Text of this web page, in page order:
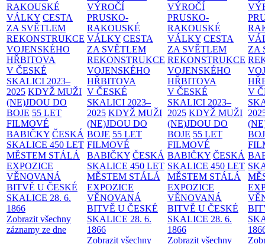
RAKOUSKÉ
VÁLKY CESTA
ZA SVĚTLEM
REKONSTRUKCE
VOJENSKÉHO
HŘBITOVA
V ČESKÉ
SKALICI 2023–
2025 KDYŽ MUŽI
(NE)JDOU DO
BOJE 55 LET
FILMOVÉ
BABIČKY ČESKÁ
SKALICE 450 LET
MĚSTEM STÁLÁ
EXPOZICE
VĚNOVANÁ
BITVĚ U ČESKÉ
SKALICE 28. 6.
1866
Zobrazit všechny
záznamy ze dne
VÝROČÍ
PRUSKO-
RAKOUSKÉ
VÁLKY CESTA
ZA SVĚTLEM
REKONSTRUKCE
VOJENSKÉHO
HŘBITOVA
V ČESKÉ
SKALICI 2023–
2025 KDYŽ MUŽI
(NE)JDOU DO
BOJE 55 LET
FILMOVÉ
BABIČKY ČESKÁ
SKALICE 450 LET
MĚSTEM STÁLÁ
EXPOZICE
VĚNOVANÁ
BITVĚ U ČESKÉ
SKALICE 28. 6.
1866
Zobrazit všechny
VÝROČÍ
PRUSKO-
RAKOUSKÉ
VÁLKY CESTA
ZA SVĚTLEM
REKONSTRUKCE
VOJENSKÉHO
HŘBITOVA
V ČESKÉ
SKALICI 2023–
2025 KDYŽ MUŽI
(NE)JDOU DO
BOJE 55 LET
FILMOVÉ
BABIČKY ČESKÁ
SKALICE 450 LET
MĚSTEM STÁLÁ
EXPOZICE
VĚNOVANÁ
BITVĚ U ČESKÉ
SKALICE 28. 6.
1866
Zobrazit všechny
ZA
V